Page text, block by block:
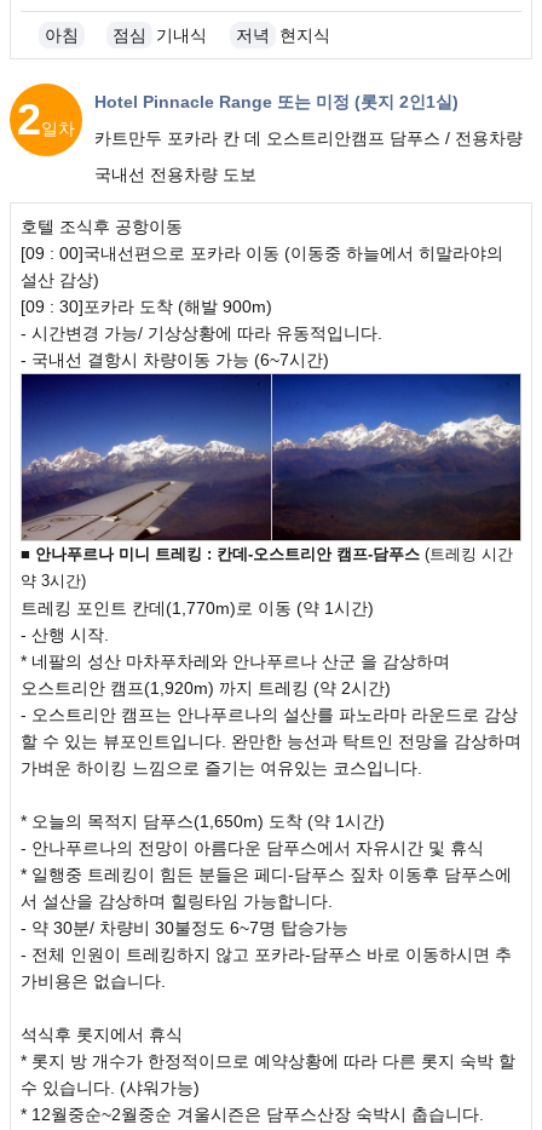
아침 점심 기내식 저녁 현지식
2일차
Hotel Pinnacle Range 또는 미정 (롯지 2인1실)
카트만두 포카라 칸 데 오스트리안캠프 담푸스 / 전용차량
국내선 전용차량 도보
호텔 조식후 공항이동
[09 : 00]국내선편으로 포카라 이동 (이동중 하늘에서 히말라야의
설산 감상)
[09 : 30]포카라 도착 (해발 900m)
- 시간변경 가능/ 기상상황에 따라 유동적입니다.
- 국내선 결항시 차량이동 가능 (6~7시간)
■ 안나푸르나 미니 트레킹 : 칸데-오스트리안 캠프-담푸스 (트레킹 시간
약 3시간)
트레킹 포인트 칸데(1,770m)로 이동 (약 1시간)
- 산행 시작.
* 네팔의 성산 마차푸차레와 안나푸르나 산군 을 감상하며
오스트리안 캠프(1,920m) 까지 트레킹 (약 2시간)
- 오스트리안 캠프는 안나푸르나의 설산를 파노라마 라운드로 감상
할 수 있는 뷰포인트입니다. 완만한 능선과 탁트인 전망을 감상하며
가벼운 하이킹 느낌으로 즐기는 여유있는 코스입니다.
* 오늘의 목적지 담푸스(1,650m) 도착 (약 1시간)
- 안나푸르나의 전망이 아름다운 담푸스에서 자유시간 및 휴식
* 일행중 트레킹이 힘든 분들은 페디-담푸스 짚차 이동후 담푸스에
서 설산을 감상하며 힐링타임 가능합니다.
- 약 30분/ 차량비 30불정도 6~7명 탑승가능
- 전체 인원이 트레킹하지 않고 포카라-담푸스 바로 이동하시면 추
가비용은 없습니다.
석식후 롯지에서 휴식
* 롯지 방 개수가 한정적이므로 예약상황에 따라 다른 롯지 숙박 할
수 있습니다. (샤워가능)
* 12월중순~2월중순 겨울시즌은 담푸스산장 숙박시 춥습니다.